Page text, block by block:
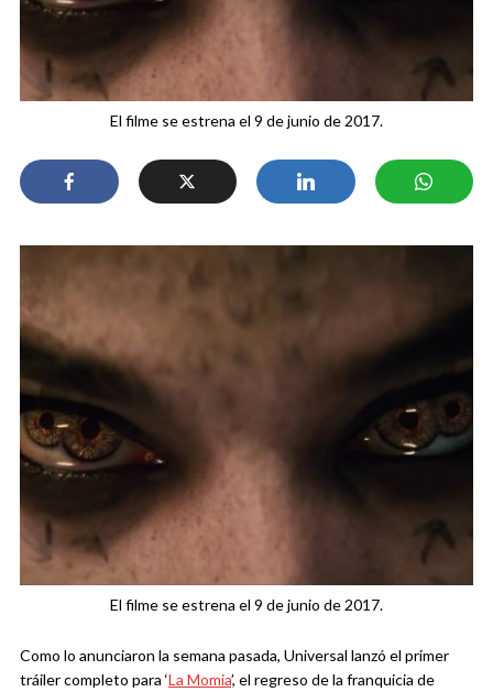
El filme se estrena el 9 de junio de 2017.
El filme se estrena el 9 de junio de 2017.
Como lo anunciaron la semana pasada, Universal lanzó el primer
tráiler completo para ‘La Momia’, el regreso de la franquicia de